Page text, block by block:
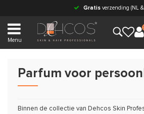
Gratisverzending (NL &
Menu
Parfum voor
Binnen de collectie van Dehcos Skin